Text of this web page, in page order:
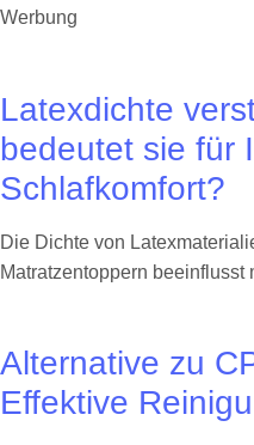
Werbung
Latexdichte
bedeutet sie für
Schlafkomfort?
Die Dichte von
Matratzentoppern
Alternative zu
Effektive